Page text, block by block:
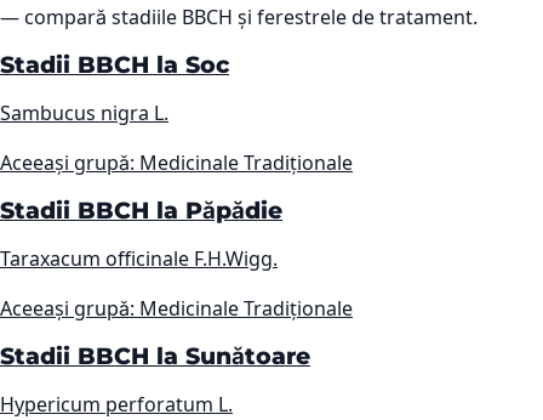
— compară stadiile BBCH și ferestrele de tratament.
Stadii BBCH la Soc
Sambucus nigra L.
Aceeași grupă: Medicinale Tradiționale
Stadii BBCH la Păpădie
Taraxacum officinale F.H.Wigg.
Aceeași grupă: Medicinale Tradiționale
Stadii BBCH la Sunătoare
Hypericum perforatum L.